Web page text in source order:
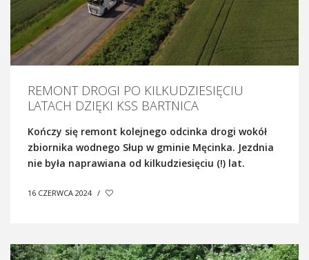
REMONT DROGI PO KILKUDZIESIĘCIU
LATACH DZIĘKI KSS BARTNICA
Kończy się remont kolejnego odcinka drogi wokół
zbiornika wodnego Słup w gminie Męcinka. Jezdnia
nie była naprawiana od kilkudziesięciu (!) lat.
16 CZERWCA 2024 /